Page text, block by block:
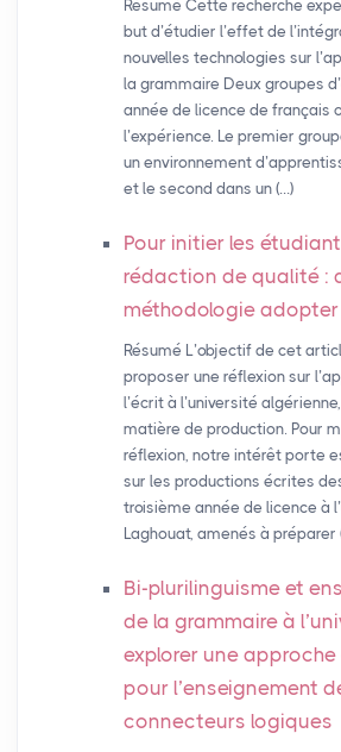
Résumé Cette recherche
but d’étudier l’effet de
nouvelles technologies sur
la grammaire Deux groupes
année de licence de français
l’expérience. Le premier
un environnement
et le second dans un (…)
Pour initier les
rédaction de qualité :
méthodologie adopter
Résumé L’objectif de cet
proposer une réflexion sur
l’écrit à l’université
matière de production. Pour
réflexion, notre intérêt porte
sur les productions écrites
troisième année de licence à
Laghouat, amenés à préparer
Bi-plurilinguisme et
de la grammaire à
explorer une
pour l’enseignement
connecteurs logiques